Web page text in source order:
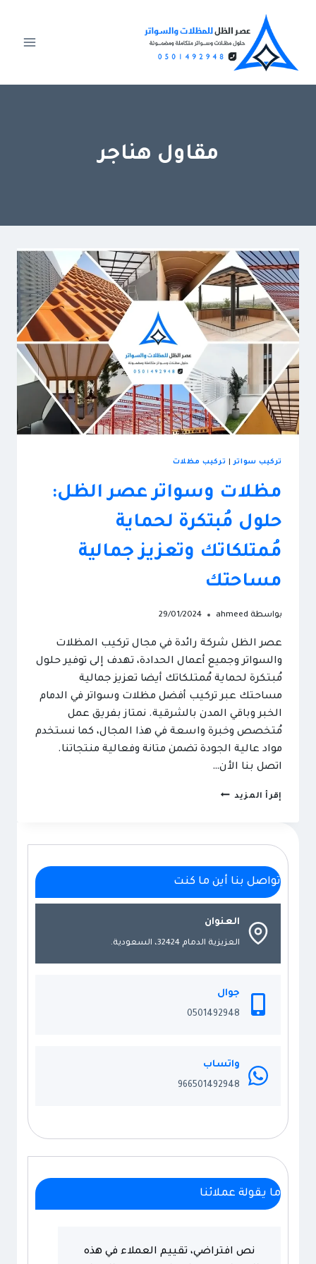
المحتوى
مقاول هناجر
تركيب سواتر| تركيب مظلات
مظلات وسواتر عصر الظل:
حلول مُبتكرة لحماية
مُمتلكاتك وتعزيز جمالية
مساحتك
بواسطة ahmeed
29/01/2024
عصر الظل شركة رائدة في مجال تركيب المظلات
والسواتر وجميع أعمال الحدادة، تهدف إلى توفير حلول
مُبتكرة لحماية مُمتلكاتك أيضا تعزيز جمالية
مساحتك عبر تركيب أفضل مظلات وسواتر في الدمام
الخبر وباقي المدن بالشرقية. نمتاز بفريق عمل
مُتخصص وخبرة واسعة في هذا المجال، كما نستخدم
مواد عالية الجودة تضمن متانة وفعالية منتجاتنا.
اتصل بنا الأن…
إقرأ المزيدمظلات
حلول
مُبتكرة
لحماية
مُمتلكاتك
وتعزيز
تواصل بنا أين ما كنت
العنوان
العزيزية الدمام 32424، السعودية.
جوال
0501492948
واتساب
966501492948
ما يقولة عملائنا
نص افتراضي، تقييم العملاء في هذه